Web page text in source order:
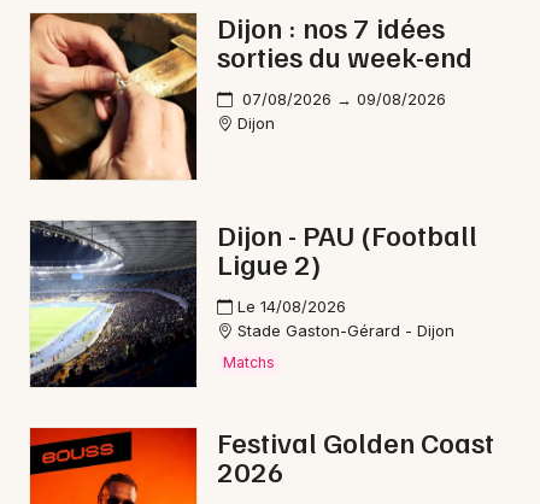
Expos
Sorties & loisirs
Soirées en Côte d'Or
Soirées en Bourgogne-Franche-Comté
Artistes en tournée
Dijon : nos 7 idées
sorties du week-end
07/08/2026 → 09/08/2026
Dijon
Dijon - PAU (Football
Ligue 2)
Le 14/08/2026
Stade Gaston-Gérard - Dijon
Matchs
Festival Golden Coast
2026